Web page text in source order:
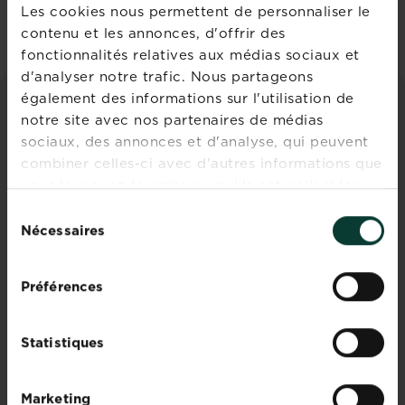
Les cookies nous permettent de personnaliser le
contenu et les annonces, d'offrir des
fonctionnalités relatives aux médias sociaux et
d'analyser notre trafic. Nous partageons
également des informations sur l'utilisation de
notre site avec nos partenaires de médias
sociaux, des annonces et d'analyse, qui peuvent
combiner celles-ci avec d'autres informations que
vous leur avez fournies ou qu'ils ont collectées
duNécessaires
Préférences
Statistiques
Marketing
CONSEILS ET INSPIRATIONS
Découvrez tous les articles
Plantes vivaces : planter,